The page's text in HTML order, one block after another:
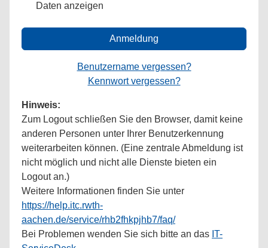
Daten anzeigen
Anmeldung
Benutzername vergessen?
Kennwort vergessen?
Hinweis:
Zum Logout schließen Sie den Browser, damit keine
anderen Personen unter Ihrer Benutzerkennung
weiterarbeiten können. (Eine zentrale Abmeldung ist
nicht möglich und nicht alle Dienste bieten ein
Logout an.)
Weitere Informationen finden Sie unter
https://help.itc.rwth-
aachen.de/service/rhb2fhkpjhb7/faq/
Bei Problemen wenden Sie sich bitte an das IT-